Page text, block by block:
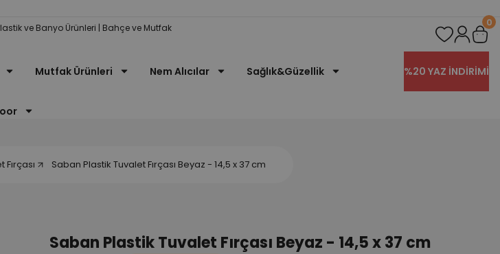
0
Mutfak Ürünleri Nem Alıcılar Sağlık&Güzellik %20 YAZ İNDİRİMİ
Fırçası Saban Plastik Tuvalet Fırçası Beyaz - 14,5 x 37 cm
Saban Plastik Tuvalet Fırçası Beyaz - 14,5 x 37 cm